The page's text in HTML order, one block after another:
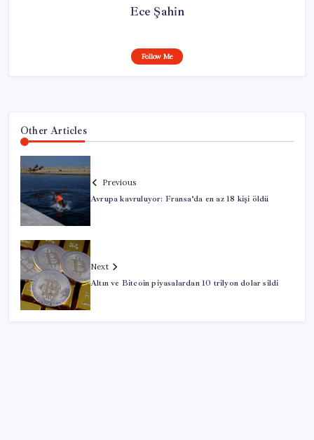
Ece Şahin
Follow Me
Other Articles
Previous
Avrupa kavruluyor: Fransa’da en az 18 kişi öldü
Next
Altın ve Bitcoin piyasalardan 10 trilyon dolar sildi